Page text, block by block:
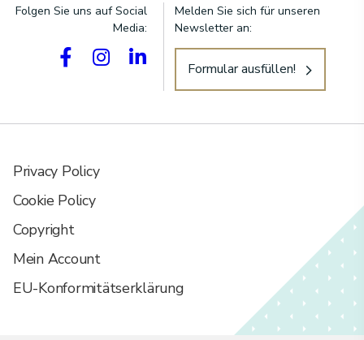
Folgen Sie uns auf Social
Media:
Melden Sie sich für unseren
Newsletter an:
Formular ausfüllen!
Privacy Policy
Cookie Policy
Copyright
Mein Account
EU-Konformitätserklärung